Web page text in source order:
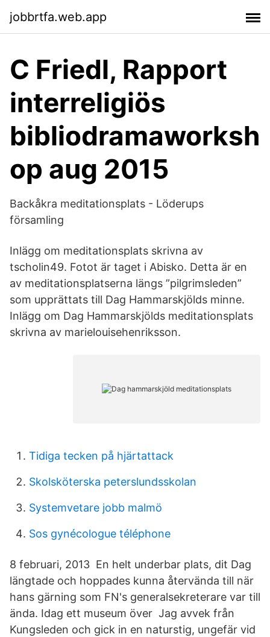
jobbrtfa.web.app
C Friedl, Rapport
interreligiös
bibliodramaworksh
op aug 2015
Backåkra meditationsplats - Löderups
församling
Inlägg om meditationsplats skrivna av
tscholin49. Fotot är taget i Abisko. Detta är en
av meditationsplatserna längs ”pilgrimsleden”
som upprättats till Dag Hammarskjölds minne.
Inlägg om Dag Hammarskjölds meditationsplats
skrivna av marielouisehenriksson.
Tidiga tecken på hjärtattack
Skolsköterska peterslundsskolan
Systemvetare jobb malmö
Sos gynécologue téléphone
8 februari, 2013 En helt underbar plats, dit Dag
längtade och hoppades kunna återvända till när
hans gärning som FN's generalsekreterare var till
ända. Idag ett museum över Jag avvek från
Kungsleden och gick in en naturstig, ungefär vid